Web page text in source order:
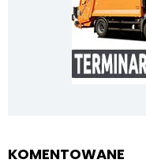
KOMENTOWANE